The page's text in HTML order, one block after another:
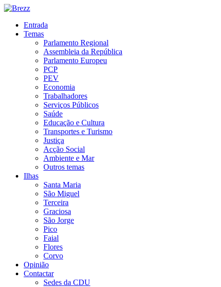
Entrada
Temas
Parlamento Regional
Assembleia da República
Parlamento Europeu
PCP
PEV
Economia
Trabalhadores
Serviços Públicos
Saúde
Educação e Cultura
Transportes e Turismo
Justiça
Acção Social
Ambiente e Mar
Outros temas
Ilhas
Santa Maria
São Miguel
Terceira
Graciosa
São Jorge
Pico
Faial
Flores
Corvo
Opinião
Contactar
Sedes da CDU